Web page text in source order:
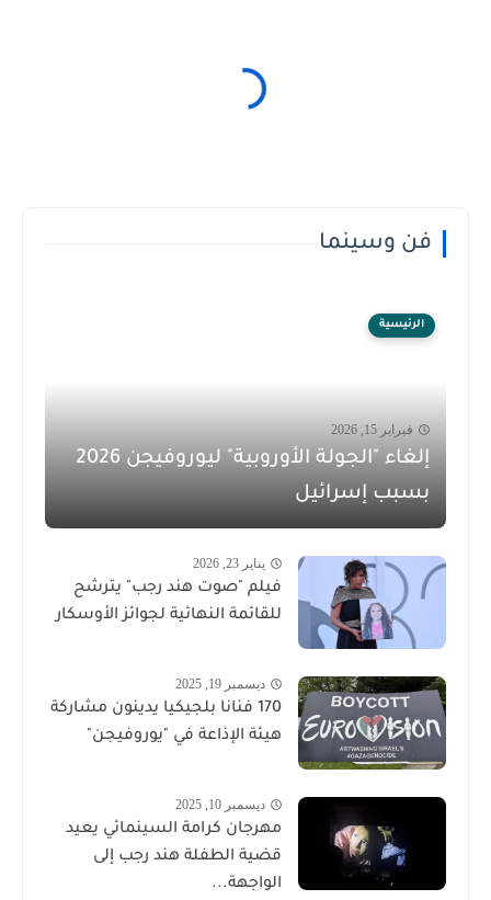
فن وسينما
الرئيسية
فبراير 15, 2026
إلغاء "الجولة الأوروبية" ليوروفيجن 2026
بسبب إسرائيل
يناير 23, 2026
فيلم "صوت هند رجب" يترشح
للقائمة النهائية لجوائز الأوسكار
ديسمبر 19, 2025
170 فنانا بلجيكيا يدينون مشاركة
هيئة الإذاعة في "يوروفيجن"
ديسمبر 10, 2025
مهرجان كرامة السينمائي يعيد
قضية الطفلة هند رجب إلى
الواجهة...